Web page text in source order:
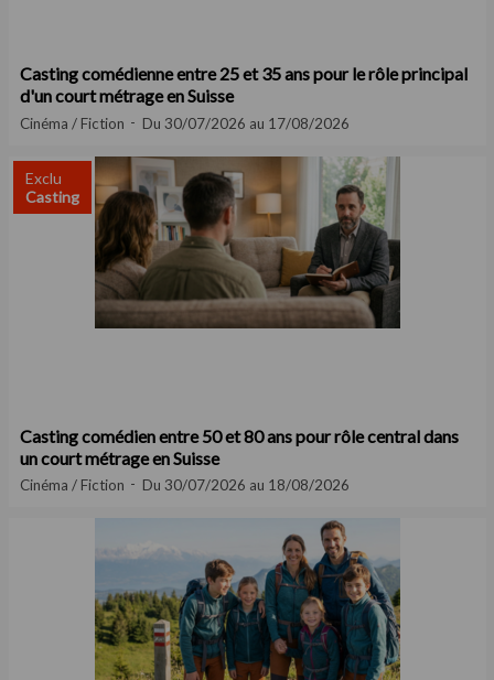
Casting comédienne entre 25 et 35 ans pour le rôle principal
d'un court métrage en Suisse
Cinéma / Fiction Du 30/07/2026 au 17/08/2026
Exclu
Casting
Casting comédien entre 50 et 80 ans pour rôle central dans
un court métrage en Suisse
Cinéma / Fiction Du 30/07/2026 au 18/08/2026